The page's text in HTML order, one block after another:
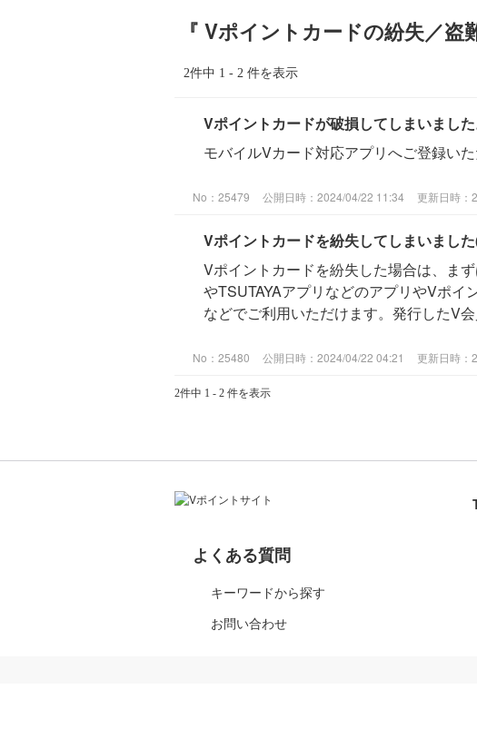
『 Vポイントカードの紛失／
2件中 1 - 2 件を表示
Vポイントカードが破損してしまいまし
モバイルVカード対応アプリへご登録い
No：25479 公開日時：2024/04/22 11:34 更新日時：
Vポイントカードを紛失してしまいまし
Vポイントカードを紛失した場合は、ま
やTSUTAYAアプリなどのアプリやVポ
などでご利用いただけます。発行したV
No：25480 公開日時：2024/04/22 04:21 更新日時：
2件中 1 - 2 件を表示
よくある質問
キーワードから探す
お問い合わせ